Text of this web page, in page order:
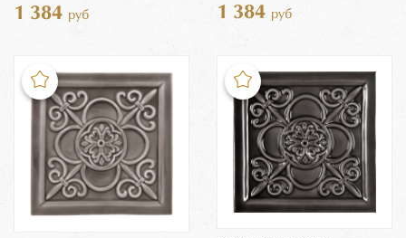
1 384 руб 1 384 руб